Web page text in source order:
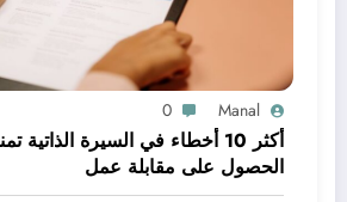
Manal
0
أكثر 10 أخطاء في السيرة
الحصول على مقابلة عمل